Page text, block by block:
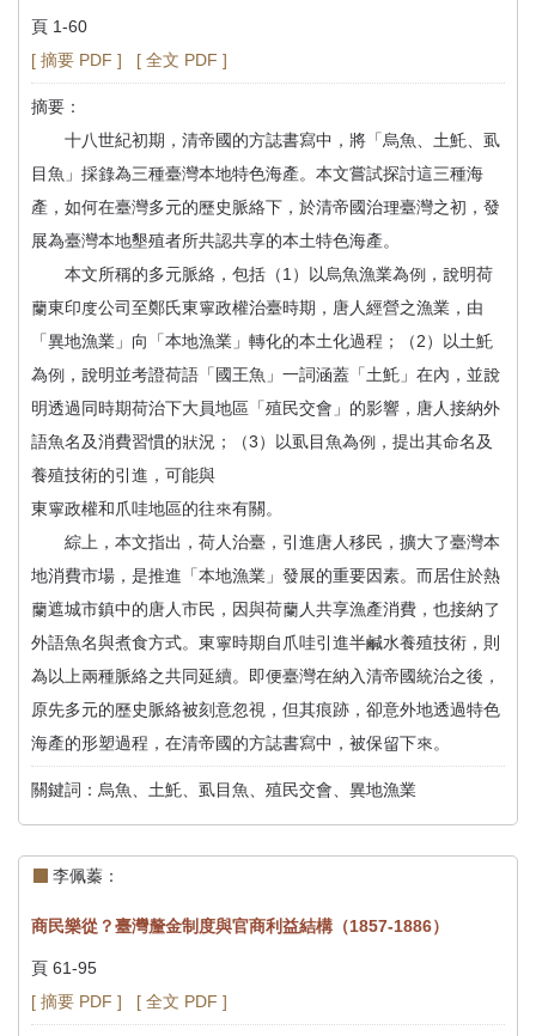
所-
首
頁
頁 1-60
[ 摘要 PDF ]
[ 全文 PDF ]
摘要：
十八世紀初期，清帝國的方誌書寫中，將「烏魚、土魠、虱
目魚」採錄為三種臺灣本地特色海產。本文嘗試探討這三種海
產，如何在臺灣多元的歷史脈絡下，於清帝國治理臺灣之初，發
展為臺灣本地墾殖者所共認共享的本土特色海產。
本文所稱的多元脈絡，包括（1）以烏魚漁業為例，說明荷
蘭東印度公司至鄭氏東寧政權治臺時期，唐人經營之漁業，由
「異地漁業」向「本地漁業」轉化的本土化過程；（2）以土魠
為例，說明並考證荷語「國王魚」一詞涵蓋「土魠」在內，並說
明透過同時期荷治下大員地區「殖民交會」的影響，唐人接納外
語魚名及消費習慣的狀況；（3）以虱目魚為例，提出其命名及
養殖技術的引進，可能與
東寧政權和爪哇地區的往來有關。
綜上，本文指出，荷人治臺，引進唐人移民，擴大了臺灣本
地消費市場，是推進「本地漁業」發展的重要因素。而居住於熱
蘭遮城市鎮中的唐人市民，因與荷蘭人共享漁產消費，也接納了
外語魚名與煮食方式。東寧時期自爪哇引進半鹹水養殖技術，則
為以上兩種脈絡之共同延續。即便臺灣在納入清帝國統治之後，
原先多元的歷史脈絡被刻意忽視，但其痕跡，卻意外地透過特色
海產的形塑過程，在清帝國的方誌書寫中，被保留下來。
關鍵詞：烏魚、土魠、虱目魚、殖民交會、異地漁業
李佩蓁：
商民樂從？臺灣釐金制度與官商利益結構（1857-1886）
頁 61-95
[ 摘要 PDF ]
[ 全文 PDF ]